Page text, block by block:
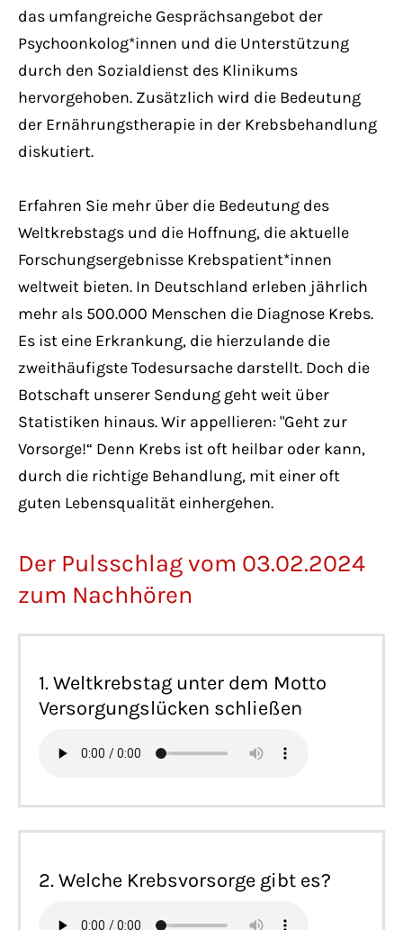
das umfangreiche Gesprächsangebot der
Psychoonkolog*innen und die Unterstützung
durch den Sozialdienst des Klinikums
hervorgehoben. Zusätzlich wird die Bedeutung
der Ernährungstherapie in der Krebsbehandlung
diskutiert.
Erfahren Sie mehr über die Bedeutung des
Weltkrebstags und die Hoffnung, die aktuelle
Forschungsergebnisse Krebspatient*innen
weltweit bieten. In Deutschland erleben jährlich
mehr als 500.000 Menschen die Diagnose Krebs.
Es ist eine Erkrankung, die hierzulande die
zweithäufigste Todesursache darstellt. Doch die
Botschaft unserer Sendung geht weit über
Statistiken hinaus. Wir appellieren: "Geht zur
Vorsorge!“ Denn Krebs ist oft heilbar oder kann,
durch die richtige Behandlung, mit einer oft
guten Lebensqualität einhergehen.
Der Pulsschlag vom 03.02.2024
zum Nachhören
1. Weltkrebstag unter dem Motto
Versorgungslücken schließen
2. Welche Krebsvorsorge gibt es?